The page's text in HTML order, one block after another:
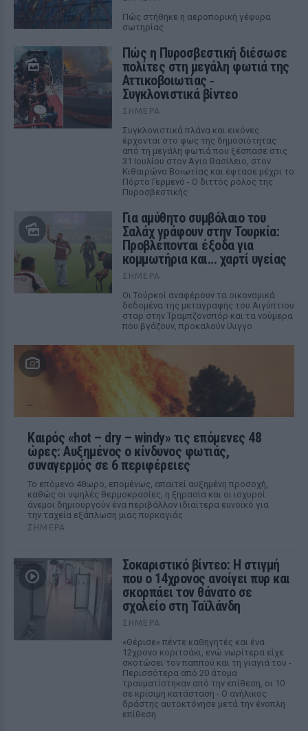
Πώς στήθηκε η αεροπορική γέφυρα
σωτηρίας
Πώς η Πυροσβεστική διέσωσε
πολίτες στη μεγάλη φωτιά της
Αττικοβοιωτίας ‑
Συγκλονιστικά βίντεο
ΣΉΜΕΡΑ
Συγκλονιστικά πλάνα και εικόνες
έρχονται στο φως της δημοσιότητας
από τη μεγάλη φωτιά που ξέσπασε στις
31 Ιουλίου στον Αγιο Βασίλειο, στον
Κιθαιρώνα Βοιωτίας και έφτασε μέχρι το
Πόρτο Γερμενό - Ο διττός ρόλος της
Πυροσβεστικής
Για αμύθητο συμβόλαιο του
Σαλάχ γράφουν στην Τουρκία:
Προβλέπονται έξοδα για
κομμωτήρια και... χαρτί υγείας
ΣΉΜΕΡΑ
Οι Τούρκοί αναφέρουν τα οικονομικά
δεδομένα της μεταγραφής του Αιγύπτιου
σταρ στην Τραμπζονσπόρ και τα νούμερα
που βγάζουν, προκαλούν ίλιγγο
Καιρός «hot – dry – windy» τις επόμενες 48
ώρες: Αυξημένος ο κίνδυνος φωτιάς,
συναγερμός σε 6 περιφέρειες
Το επόμενο 48ωρο, επομένως, απαιτεί αυξημένη προσοχή,
καθώς οι υψηλές θερμοκρασίες, η ξηρασία και οι ισχυροί
άνεμοι δημιουργούν ένα περιβάλλον ιδιαίτερα ευνοϊκό για
την ταχεία εξάπλωση μιας πυρκαγιάς
ΣΉΜΕΡΑ
Σοκαριστικό βίντεο: Η στιγμή
που ο 14χρονος ανοίγει πυρ και
σκορπάει τον θάνατο σε
σχολείο στη Ταϊλάνδη
ΣΉΜΕΡΑ
«Θέρισε» πέντε καθηγητές και ένα
12χρονο κοριτσάκι, ενώ νωρίτερα είχε
σκοτώσει τον παππού και τη γιαγιά του -
Περισσότερα από 20 άτομα
τραυματίστηκαν από την επίθεση, οι 10
σε κρίσιμη κατάσταση - Ο ανήλικος
δράστης αυτοκτόνησε μετά την ένοπλη
επίθεση